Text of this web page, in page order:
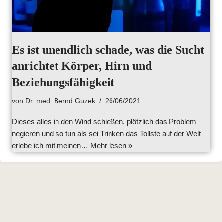
Es ist unendlich schade, was die Sucht
anrichtet Körper, Hirn und
Beziehungsfähigkeit
von Dr. med. Bernd Guzek 26/06/2021
Dieses alles in den Wind schießen, plötzlich das Problem
negieren und so tun als sei Trinken das Tollste auf der Welt
erlebe ich mit meinen… Mehr lesen »